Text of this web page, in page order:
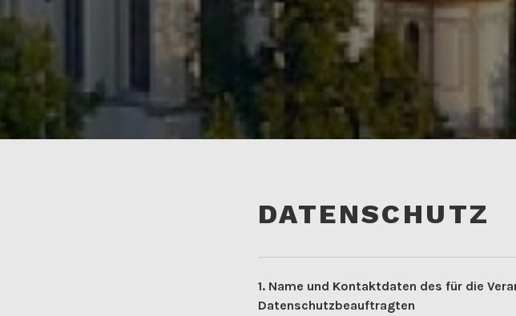
DATENSCHUTZ
1. Name und Kontaktdaten des für die
Datenschutzbeauftragten